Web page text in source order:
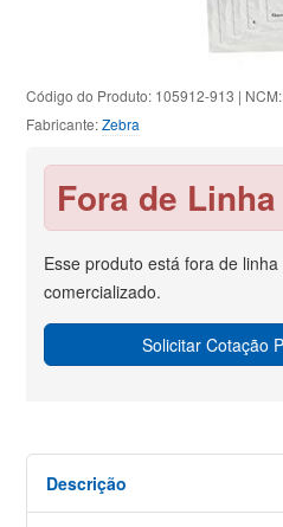
Código do Produto: 105912-913 |
Fabricante:Zebra
Fora de Linha
Esse produto está fora de
comercializado.
Solicitar Cotação
Descrição